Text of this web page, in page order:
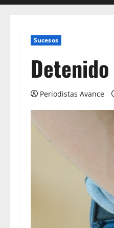
Sucesos
Periodistas Avance